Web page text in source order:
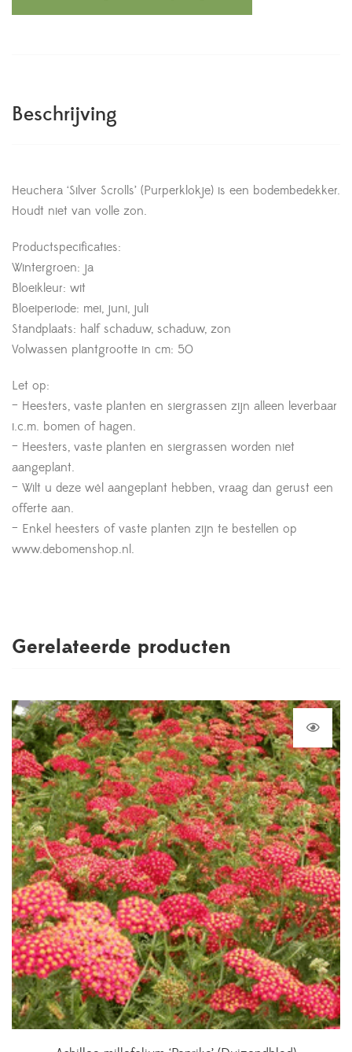
Beschrijving
Heuchera ‘Silver Scrolls’ (Purperklokje) is een bodembedekker.
Houdt niet van volle zon.
Productspecificaties:
Wintergroen: ja
Bloeikleur: wit
Bloeiperiode: mei, juni, juli
Standplaats: half schaduw, schaduw, zon
Volwassen plantgrootte in cm: 50
Let op:
– Heesters, vaste planten en siergrassen zijn alleen leverbaar
i.c.m. bomen of hagen.
– Heesters, vaste planten en siergrassen worden niet
aangeplant.
– Wilt u deze wél aangeplant hebben, vraag dan gerust een
offerte aan.
– Enkel heesters of vaste planten zijn te bestellen op
www.debomenshop.nl.
Gerelateerde producten